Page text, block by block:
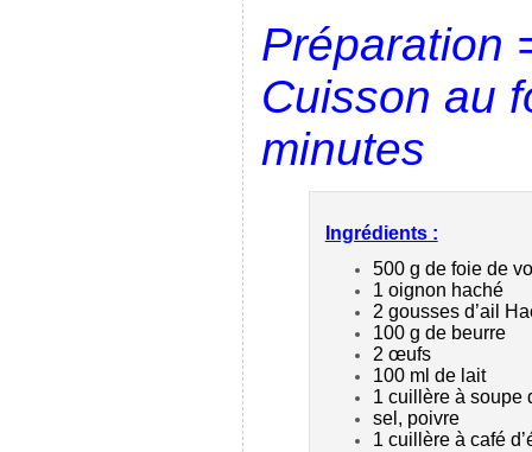
Préparation
Cuisson au
minutes
Ingrédients :
500 g de foie de
1 oignon haché
2 gousses d’ail
100 g de beurre
2 œufs
100 ml de lait
1 cuillère à soupe
sel, poivre
1 cuillère à café